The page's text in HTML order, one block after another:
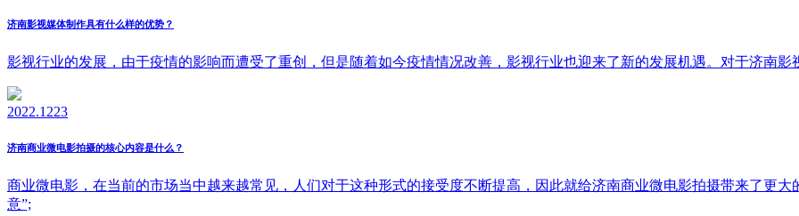
济南影视媒体制作具有什么样的优势？
影视行业的发展，由于疫情的影响而遭受了重创，但是随着如今疫情情况改善，影视行业也迎来了新的发展机遇。对于济南
2022.1223
济南商业微电影拍摄的核心内容是什么？
商业微电影，在当前的市场当中越来越常见，人们对于这种形式的接受度不断提高，因此就给济南商业微电影拍摄带来了更
意”;